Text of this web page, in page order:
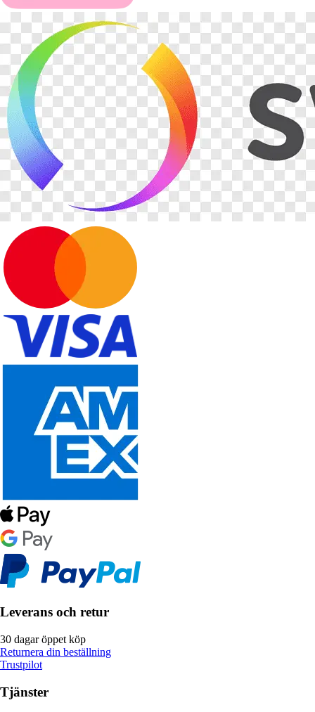
Leverans och retur
30 dagar öppet köp
Returnera din beställning
Trustpilot
Tjänster